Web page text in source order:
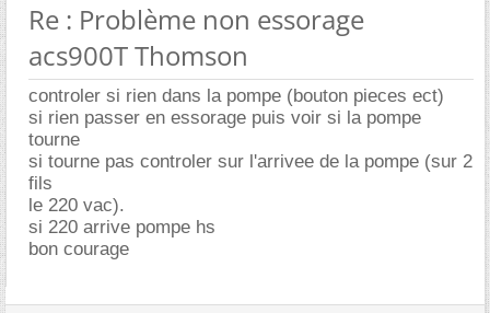
Re : Problème non essorage
acs900T Thomson
controler si rien dans la pompe (bouton pieces ect)
si rien passer en essorage puis voir si la pompe
tourne
si tourne pas controler sur l'arrivee de la pompe (sur 2
fils
le 220 vac).
si 220 arrive pompe hs
bon courage